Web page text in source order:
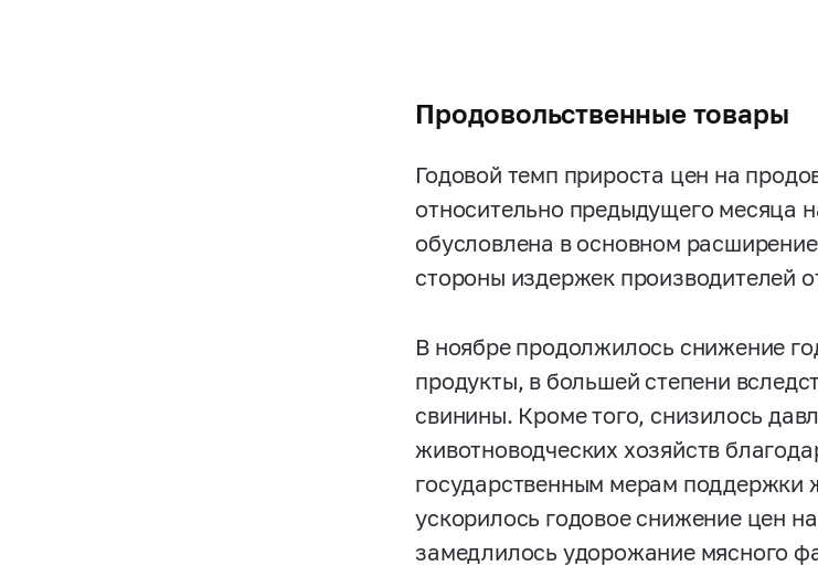
Продовольственные товары
Годовой темп прироста цен на
относительно предыдущего месяца
обусловлена в основном
стороны издержек производителей
В ноябре продолжилось снижение
продукты, в большей степени
свинины. Кроме того, снизилось
животноводческих хозяйств
государственным мерам поддержки
ускорилось годовое снижение цен
замедлилось удорожание мясного